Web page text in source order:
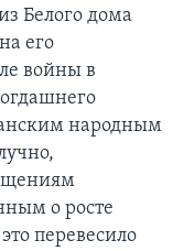
Белого дома
его
войны в
народным
о росте
перевесило